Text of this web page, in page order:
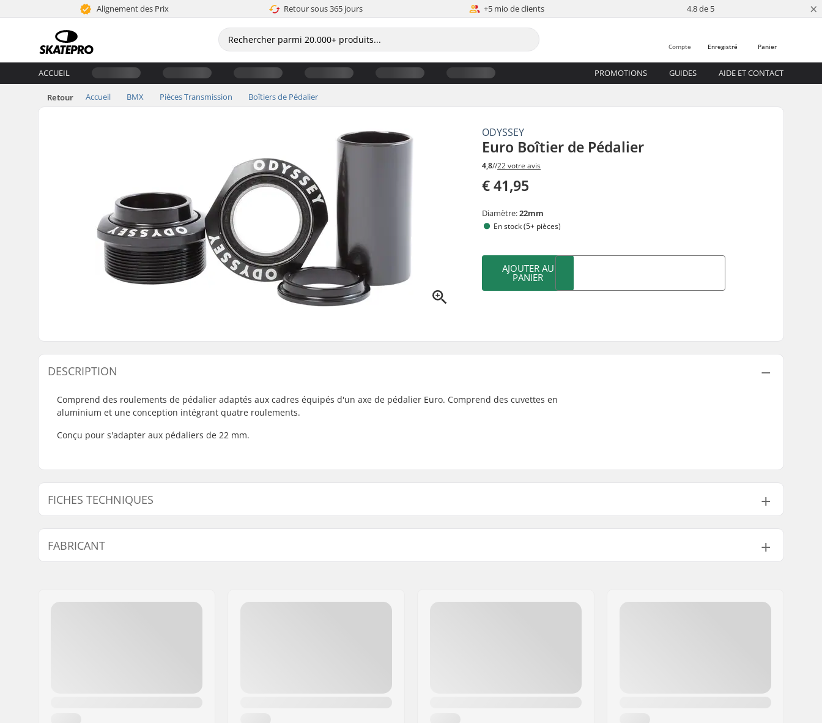
Alignement des Prix Retour sous 365 jours +5 mio de clients 4.8 de 5 ×
Panier
Enregistré
Compte
ACCUEIL PROMOTIONS GUIDES AIDE ET CONTACT
Retour Accueil BMX Pièces Transmission Boîtiers de Pédalier
ODYSSEY
Euro Boîtier de Pédalier
4,8//22 votre avis
€ 41,95
Diamètre:22mm
En stock (5+ pièces)
AJOUTER AU
PANIER
DESCRIPTION
Comprend des roulements de pédalier adaptés aux cadres équipés d'un axe de pédalier Euro. Comprend des cuvettes en
aluminium et une conception intégrant quatre roulements.
Conçu pour s'adapter aux pédaliers de 22 mm.
FICHES TECHNIQUES
Boîtier de pédalier: Européen (EURO), Scellé Diamètre de l'Axe de Pédalier : 22mm
FABRICANT